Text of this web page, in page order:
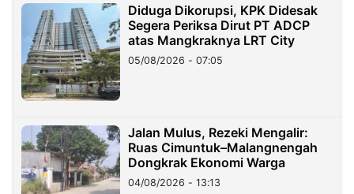
Diduga Dikorupsi, KPK Didesak
Segera Periksa Dirut PT ADCP
atas Mangkraknya LRT City
05/08/2026 - 07:05
Jalan Mulus, Rezeki Mengalir:
Ruas Cimuntuk–Malangnengah
Dongkrak Ekonomi Warga
04/08/2026 - 13:13